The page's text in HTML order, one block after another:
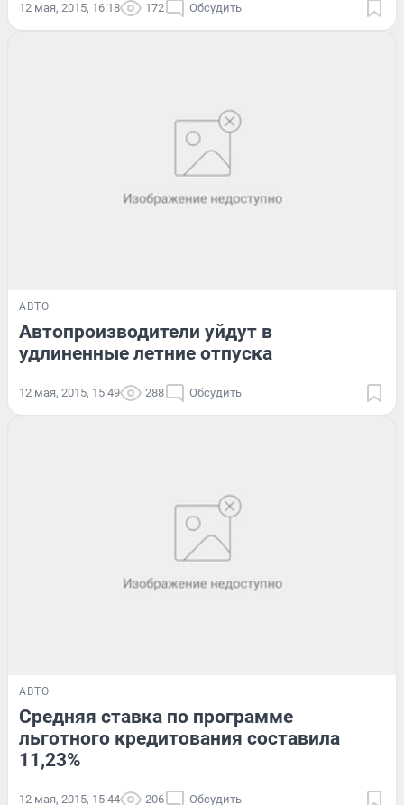
12 мая, 2015, 16:18 172 Обсудить
АВТО
Автопроизводители уйдут в
удлиненные летние отпуска
12 мая, 2015, 15:49 288 Обсудить
АВТО
Средняя ставка по программе
льготного кредитования составила
11,23%
12 мая, 2015, 15:44 206 Обсудить